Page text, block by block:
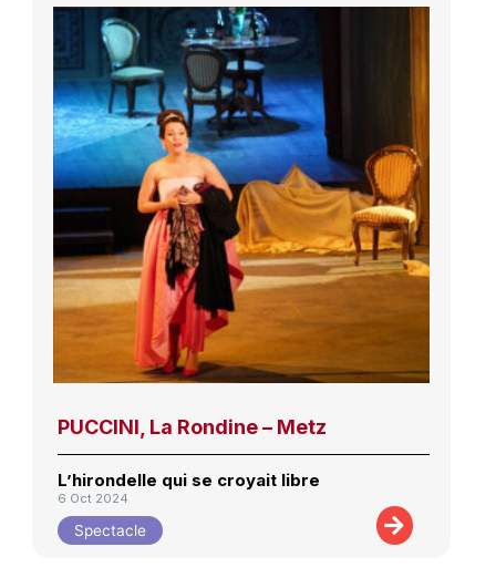
PUCCINI, La Rondine – Metz
L’hirondelle qui se croyait libre
6 Oct 2024
Spectacle